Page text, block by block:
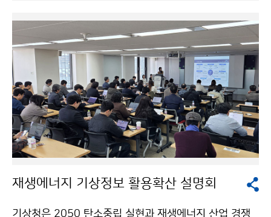
기상·기후 데이터 관측을 통해 기상재해·기후위기로부터
전 세계 시민의 안전을 보호하고자, ‘오늘을 관측하여, 내
일을 보호한다(Observing today, protecting tomorr
ow)’라는 주제를 선정하였다.
재생에너지 기상정보 활용확산 설명회
기상청은 2050 탄소중립 실현과 재생에너지 산업 경쟁